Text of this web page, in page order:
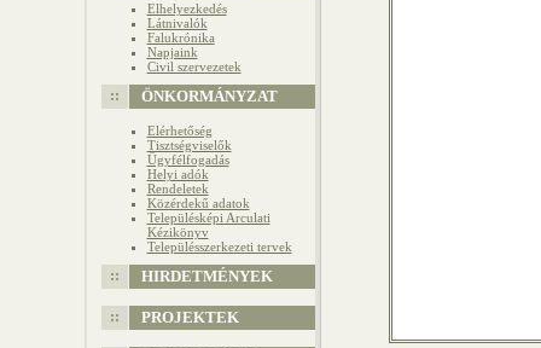
Elhelyezkedés
Látnivalók
Falukrónika
Napjaink
Civil szervezetek
ÖNKORMÁNYZAT
Elérhetőség
Tisztségviselők
Ügyfélfogadás
Helyi adók
Rendeletek
Közérdekű adatok
Településképi Arculati
Kézikönyv
Településszerkezeti tervek
HIRDETMÉNYEK
PROJEKTEK